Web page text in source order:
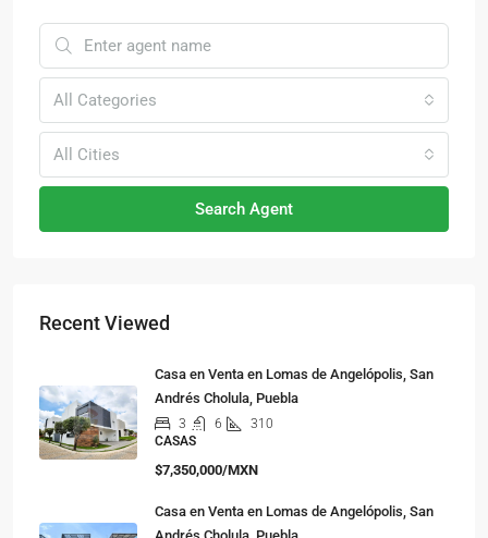
All Categories
All Cities
Search Agent
Recent Viewed
Casa en Venta en Lomas de Angelópolis, San
Andrés Cholula, Puebla
3 6
310
CASAS
$7,350,000/MXN
Casa en Venta en Lomas de Angelópolis, San